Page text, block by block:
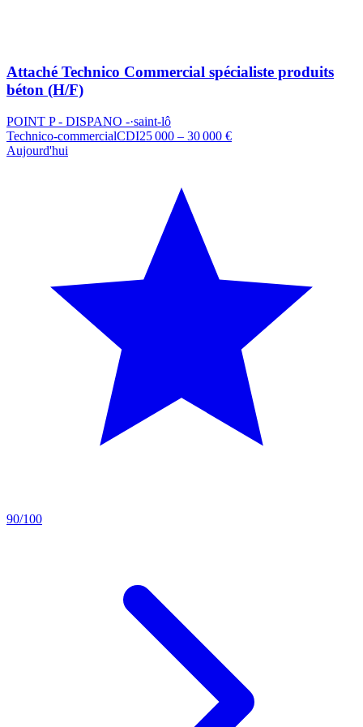
Attaché Technico Commercial spécialiste produits
béton (H/F)
POINT P - DISPANO -·saint-lô
Technico-commercialCDI25 000 – 30 000 €
Aujourd'hui
90/100